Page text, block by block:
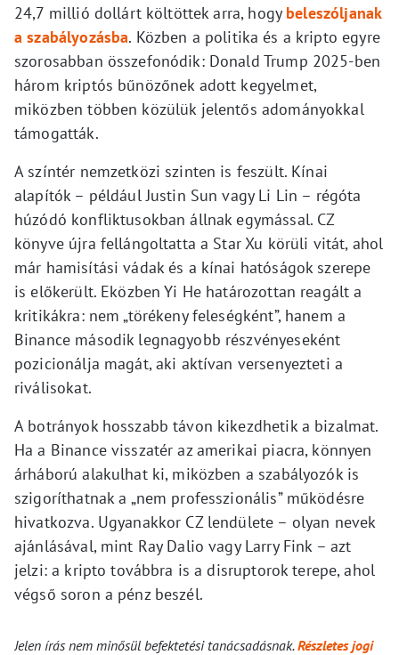
24,7 millió dollárt költöttek arra, hogy beleszóljanak
a szabályozásba. Közben a politika és a kripto egyre
szorosabban összefonódik: Donald Trump 2025-ben
három kriptós bűnözőnek adott kegyelmet,
miközben többen közülük jelentős adományokkal
támogatták.
A színtér nemzetközi szinten is feszült. Kínai
alapítók – például Justin Sun vagy Li Lin – régóta
húzódó konfliktusokban állnak egymással. CZ
könyve újra fellángoltatta a Star Xu körüli vitát, ahol
már hamisítási vádak és a kínai hatóságok szerepe
is előkerült. Eközben Yi He határozottan reagált a
kritikákra: nem „törékeny feleségként”, hanem a
Binance második legnagyobb részvényeseként
pozicionálja magát, aki aktívan versenyezteti a
riválisokat.
A botrányok hosszabb távon kikezdhetik a bizalmat.
Ha a Binance visszatér az amerikai piacra, könnyen
árháború alakulhat ki, miközben a szabályozók is
szigoríthatnak a „nem professzionális” működésre
hivatkozva. Ugyanakkor CZ lendülete – olyan nevek
ajánlásával, mint Ray Dalio vagy Larry Fink – azt
jelzi: a kripto továbbra is a disruptorok terepe, ahol
végső soron a pénz beszél.
Jelen írás nem minősül befektetési tanácsadásnak.Részletes jogi